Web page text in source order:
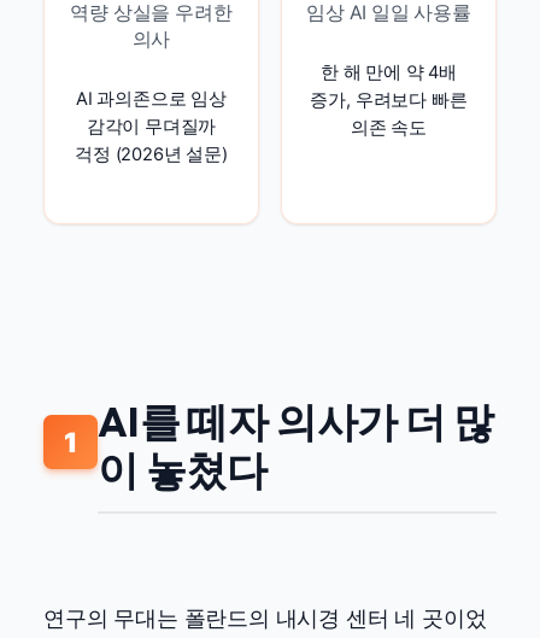
역량 상실을 우려한
의사
AI 과의존으로 임상
감각이 무뎌질까
걱정 (2026년 설문)
임상 AI 일일 사용률
한 해 만에 약 4배
증가, 우려보다 빠른
의존 속도
1
AI를 떼자 의사가 더 많
이 놓쳤다
연구의 무대는 폴란드의 내시경 센터 네 곳이었